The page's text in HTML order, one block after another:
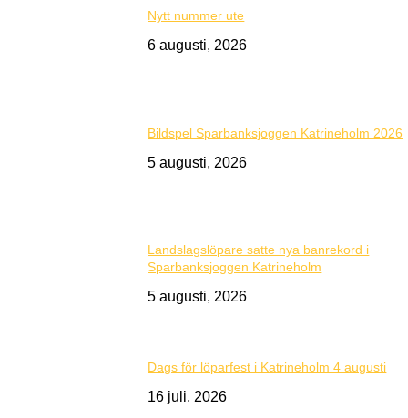
Nytt nummer ute
6 augusti, 2026
Bildspel Sparbanksjoggen Katrineholm 2026
5 augusti, 2026
Landslagslöpare satte nya banrekord i
Sparbanksjoggen Katrineholm
5 augusti, 2026
Dags för löparfest i Katrineholm 4 augusti
16 juli, 2026